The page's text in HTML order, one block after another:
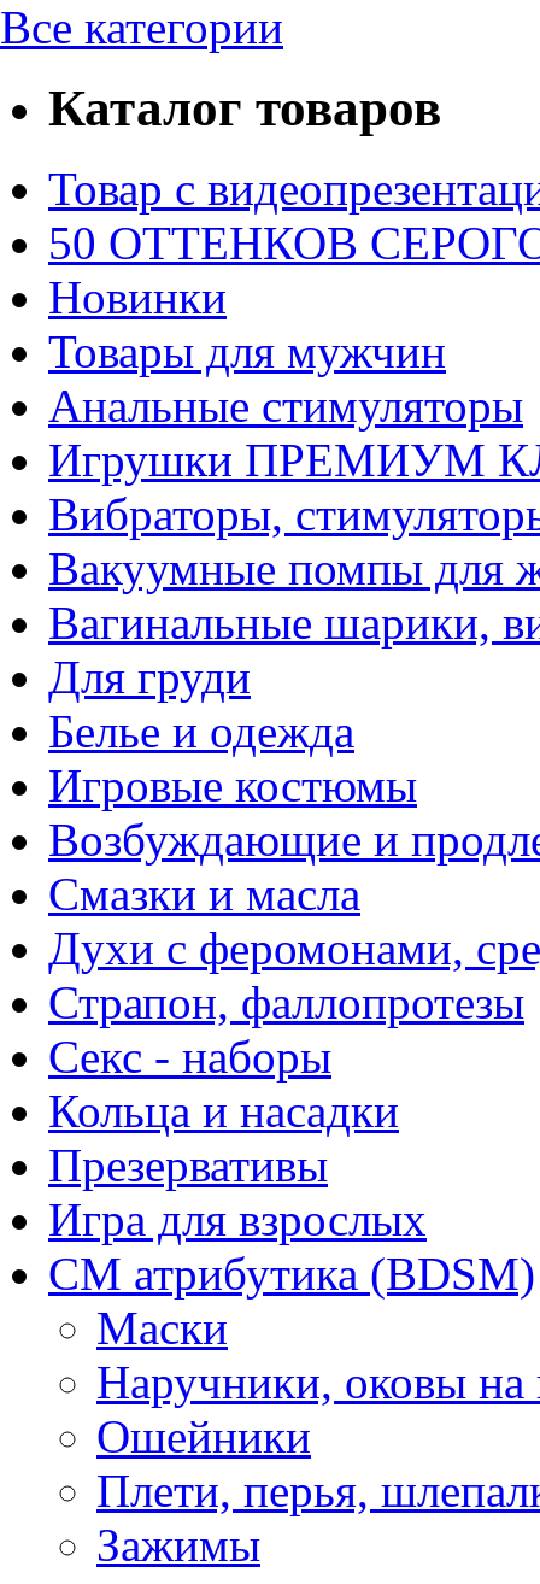
Все категории
Каталог товаров
Товар с
50 ОТТЕНКОВ
Новинки
Товары для мужчин
Анальные стимуляторы
Игрушки ПРЕМИУМ
Вибраторы,
Вакуумные помпы для
Вагинальные шарики,
Для груди
Белье и одежда
Игровые костюмы
Возбуждающие и
Смазки и масла
Духи с феромонами,
Страпон, фаллопротезы
Секс - наборы
Кольца и насадки
Презервативы
Игра для взрослых
СМ атрибутика (BDSM)
Маски
Наручники, оковы
Ошейники
Плети, перья,
Зажимы